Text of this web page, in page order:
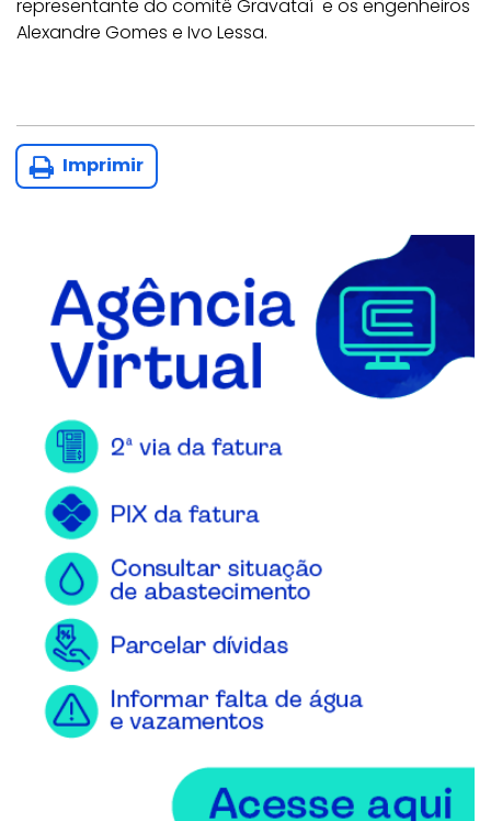
representante do comitê Gravataí e os engenheiros
Alexandre Gomes e Ivo Lessa.
Imprimir